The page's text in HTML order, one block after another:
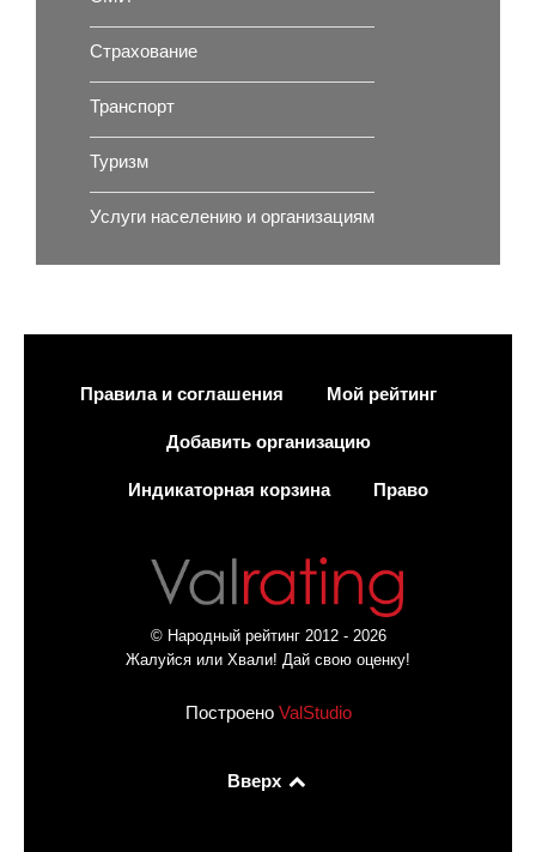
Страхование
Транспорт
Туризм
Услуги населению и организациям
Правила и соглашения Мой рейтинг
Добавить организацию
Индикаторная корзина Право
© Народный рейтинг 2012 - 2026
Жалуйся или Хвали! Дай свою оценку!
Построено ValStudio
Вверх